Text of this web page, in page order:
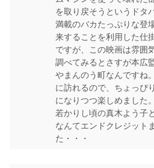
を取り戻そうというドタ
満載のバカたっぷりな登
来することを利用した仕
ですが、この映画は雰囲
調べてみるとさすが本広
やまんのう町なんですね
に訪れるので、ちょっぴ
になりつつ楽しめました
若かりし頃の真木よう子
なんてエンドクレジット
た・・・